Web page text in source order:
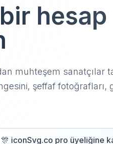
hesap
muhteşem sanatçılar
şeffaf fotoğrafları,
🎊 iconSvg.co pro üyeliğine